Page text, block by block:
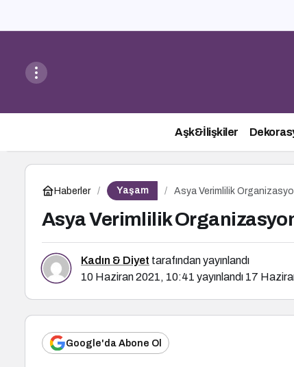
Aşk&İlişkiler
Haberler Yaşam Asya Verimlilik
Asya Verimlilik
Kadın & Diyet tarafından yayınlandı
10 Haziran 2021, 10:41 yayınlandı 17
Google'da Abone Ol